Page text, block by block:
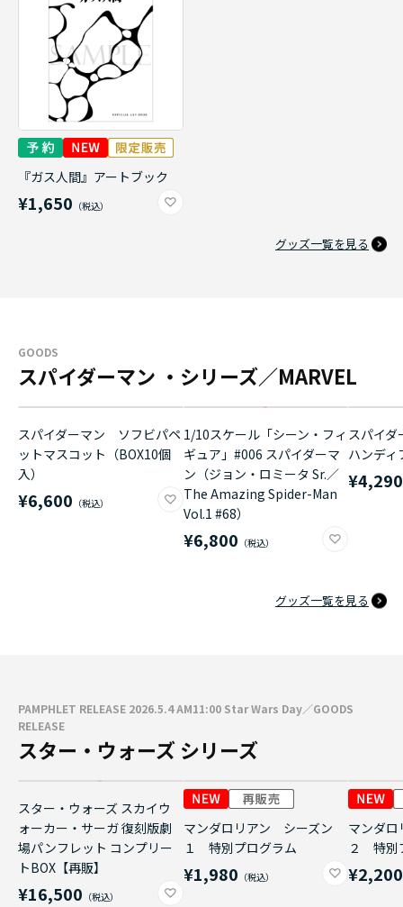
『ガス人間』アートブック
¥1,650
グッズ一覧を見る
GOODS
スパイダーマン ・シリーズ／MARVEL
スパイダーマン ソフビパペ
ットマスコット（BOX10個
入）
¥6,600
1/10スケール「シーン・フィ
ギュア」#006 スパイダーマ
ン（ジョン・ロミータ Sr.／
The Amazing Spider-Man
Vol.1 #68）
¥6,800
スパイ
ハンディ
¥4,290
グッズ一覧を見る
PAMPHLET RELEASE 2026.5.4 AM11:00 Star Wars Day／GOODS
RELEASE
スター・ウォーズ シリーズ
スター・ウォーズ スカイウ
ォーカー・サーガ 復刻版劇
場パンフレット コンプリー
トBOX【再販】
¥16,500
マンダロリアン シーズン
１ 特別プログラム
¥1,980
マンダ
２ 特別
¥2,200